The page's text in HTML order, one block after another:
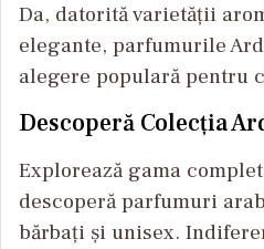
Da, datorită varietății
elegante, parfumurile
alegere populară pentru
Descoperă Colecția
Explorează gama
descoperă parfumuri
bărbați și unisex.